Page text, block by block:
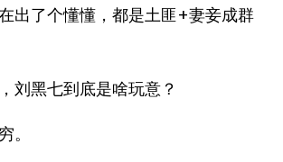
出了个懂懂，都是土匪+妻妾成群
刘黑七到底是啥玩意？
。